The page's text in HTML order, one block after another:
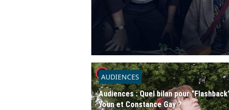
player2AUDIENCES
Audiences : Quel bilan pour
Youn et Constance Gay ?